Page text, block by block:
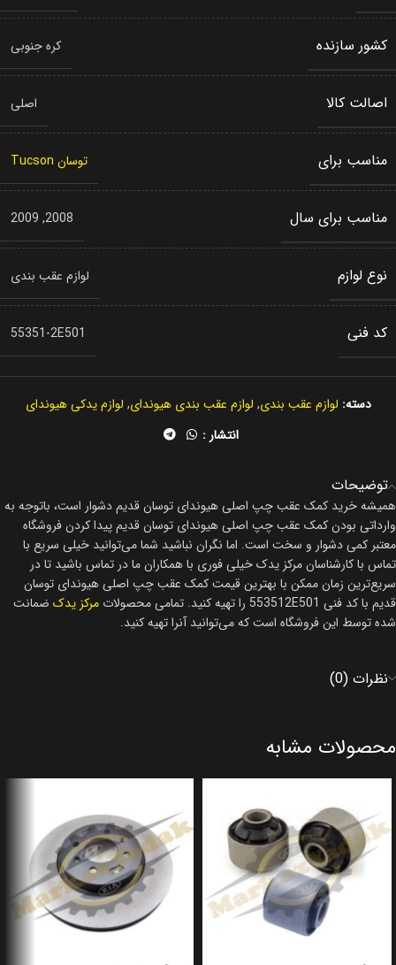
کشور سازنده کره جنوبی
اصالت کالا اصلی
مناسب برای توسان Tucson
مناسب برای سال 2008
,
2009
نوع لوازم لوازم عقب بندی
کد فنی 55351-2E501
دسته: لوازم عقب بندی, لوازم عقب بندی هیوندای, لوازم یدکی هیوندای
انتشار :
توضیحات
همیشه خرید کمک عقب چپ اصلی هیوندای توسان قدیم دشوار است، باتوجه به
وارداتی بودن کمک عقب چپ اصلی هیوندای توسان قدیم پیدا کردن فروشگاه
معتبر کمی دشوار و سخت است. اما نگران نباشید شما می‌توانید خیلی سریع با
تماس با کارشناسان مرکز یدک خیلی فوری با همکاران ما در تماس باشید تا در
سریع‌ترین زمان ممکن با بهترین قیمت کمک عقب چپ اصلی هیوندای توسان
قدیم با کد فنی 553512E501 را تهیه کنید. تمامی محصولات
مرکز یدک ضمانت
شده توسط این فروشگاه است که می‌توانید آنرا تهیه کنید.
نظرات (0)
محصولات مشابه